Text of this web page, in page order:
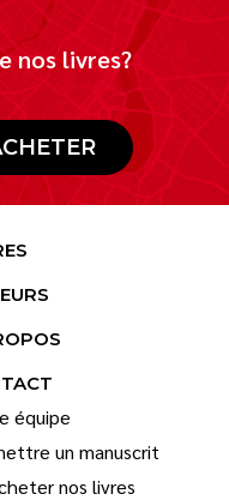
nos livres?
équipe
un manuscrit
nos livres